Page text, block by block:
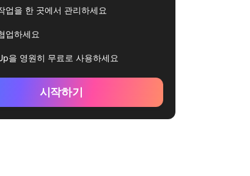
업을 한 곳에서 관리하세요
업하세요
을 영원히 무료로 사용하세요
시작하기